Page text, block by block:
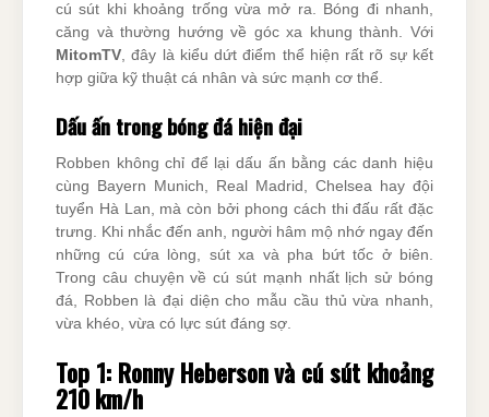
cú sút khi khoảng trống vừa mở ra. Bóng đi nhanh,
căng và thường hướng về góc xa khung thành. Với
MitomTV, đây là kiểu dứt điểm thể hiện rất rõ sự kết
hợp giữa kỹ thuật cá nhân và sức mạnh cơ thể.
Dấu ấn trong bóng đá hiện đại
Robben không chỉ để lại dấu ấn bằng các danh hiệu
cùng Bayern Munich, Real Madrid, Chelsea hay đội
tuyển Hà Lan, mà còn bởi phong cách thi đấu rất đặc
trưng. Khi nhắc đến anh, người hâm mộ nhớ ngay đến
những cú cứa lòng, sút xa và pha bứt tốc ở biên.
Trong câu chuyện về cú sút mạnh nhất lịch sử bóng
đá, Robben là đại diện cho mẫu cầu thủ vừa nhanh,
vừa khéo, vừa có lực sút đáng sợ.
Top 1: Ronny Heberson và cú sút khoảng
210 km/h